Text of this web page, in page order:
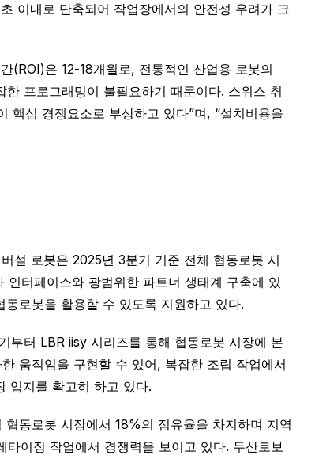
이내로 단축되어 작업장에서의 안전성 우려가 크
(ROI)은 12-18개월로, 전통적인 산업용 로봇의
프로그래밍이 불필요하기 때문이다. 스위스 취
심 경쟁요소로 부상하고 있다”며, “설치비용을
설 로봇은 2025년 3분기 기준 전체 협동로봇 시
터페이스와 광범위한 파트너 생태계 구축에 있
로봇을 활용할 수 있도록 지원하고 있다.
터 LBR iisy 시리즈를 통해 협동로봇 시장에 본
움직임을 구현할 수 있어, 복잡한 조립 작업에서
입지를 확고히 하고 있다.
동로봇 시장에서 18%의 점유율을 차지하며 지역
이징 작업에서 경쟁력을 보이고 있다. 두산로보